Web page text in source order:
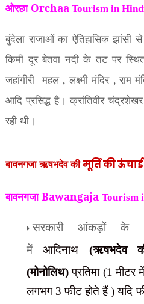
ओरछा Orchaa Tourism in
बुंदेला राजाओं का ऐतिहासिक झांसी से
किमी दूर बेतवा नदी के तट पर
जहांगीरी महल , लक्ष्मी मंदिर ,राम
आदि प्रसिद्ध है। क्रांतिवीर
रही थी।
बावनगजाऋषभदेव कीमूर्ति की
बावनगजा Bawangaja Tourism
सरकारी आंकड़ों के
मेंआदिनाथ (ऋषभदेव
(मोनोलिथ)प्रतिमा (1 मीटर
लगभग 3 फीट होते हैं ) यदि